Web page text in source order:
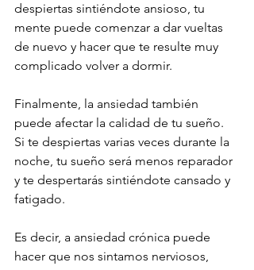
despiertas sintiéndote ansioso, tu
mente puede comenzar a dar vueltas
de nuevo y hacer que te resulte muy
complicado volver a dormir.
Finalmente, la ansiedad también
puede afectar la calidad de tu sueño.
Si te despiertas varias veces durante la
noche, tu sueño será menos reparador
y te despertarás sintiéndote cansado y
fatigado.
Es decir, a ansiedad crónica puede
hacer que nos sintamos nerviosos,